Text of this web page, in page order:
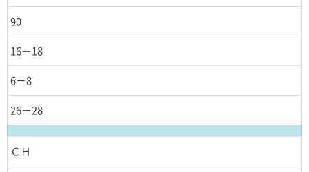
90
16－18
6－8
26－28
ＣＨ